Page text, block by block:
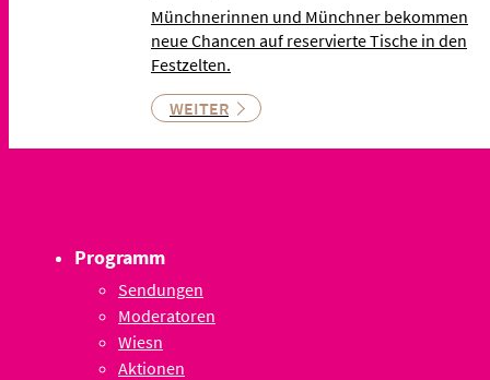
Münchnerinnen und Münchner bekommen
neue Chancen auf reservierte Tische in den
Festzelten.
WEITER
Programm
Sendungen
Moderatoren
Wiesn
Aktionen